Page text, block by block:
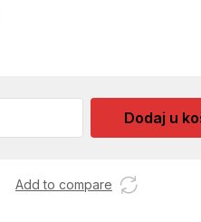
Dodaj u
Add to compare